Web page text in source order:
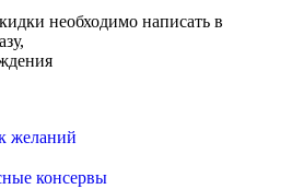
необходимо написать в
желаний
консервы